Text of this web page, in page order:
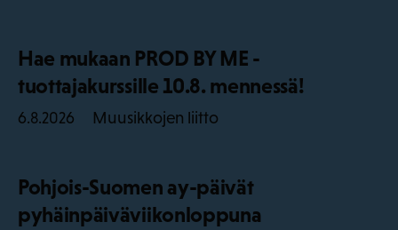
Hae mukaan PROD BY ME -
tuottajakurssille 10.8. mennessä!
6.8.2026 Muusikkojen liitto
Pohjois-Suomen ay-päivät
pyhäinpäiväviikonloppuna